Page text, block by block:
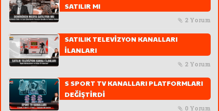
SATILIR MI
2 Yorum
SATILIK TELEVİZYON KANALLARI
İLANLARI
2 Yorum
S SPORT TV KANALLARI PLATFORMLARI
DEĞİŞTİRDİ
0 Yorum